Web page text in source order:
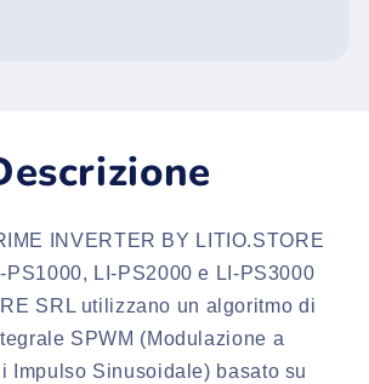
INVERTER BY LITIO.STORE
LI-PS2000 e LI-PS3000
SRL utilizzano un algoritmo di
SPWM (Modulazione a
Impulso Sinusoidale) basato su